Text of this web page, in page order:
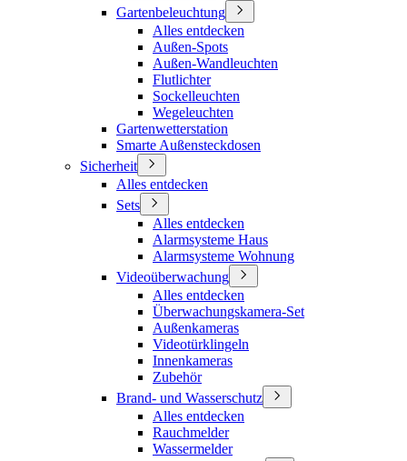
Gartenbeleuchtung
Alles entdecken
Außen-Spots
Außen-Wandleuchten
Flutlichter
Sockelleuchten
Wegeleuchten
Gartenwetterstation
Smarte Außensteckdosen
Sicherheit
Alles entdecken
Sets
Alles entdecken
Alarmsysteme Haus
Alarmsysteme Wohnung
Videoüberwachung
Alles entdecken
Überwachungskamera-Set
Außenkameras
Videotürklingeln
Innenkameras
Zubehör
Brand- und Wasserschutz
Alles entdecken
Rauchmelder
Wassermelder